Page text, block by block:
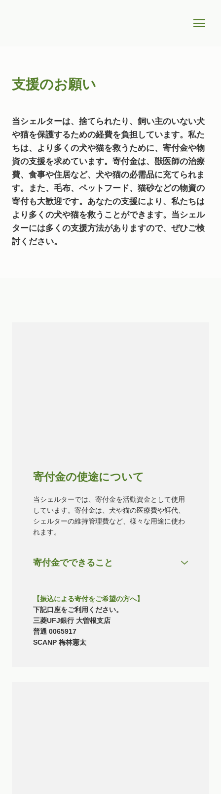
支援のお願い
当シェルターは、捨てられたり、飼い主のいない犬
や猫を保護するための経費を負担しています。私た
ちは、より多くの犬や猫を救うために、寄付金や物
資の支援を求めています。寄付金は、獣医師の治療
費、食事や住居など、犬や猫の必需品に充てられま
す。また、毛布、ペットフード、猫砂などの物資の
寄付も大歓迎です。あなたの支援により、私たちは
より多くの犬や猫を救うことができます。当シェル
ターには多くの支援方法がありますので、ぜひご検
討ください。
寄付金の使途について
当シェルターでは、寄付金を活動資金として使用
しています。寄付金は、犬や猫の医療費や餌代、
シェルターの維持管理費など、様々な用途に使わ
れます。
寄付金でできること
3,300円・・・約２週間分の猫の餌・犬のおやつ
5,500円・・・約1ヶ月分の犬・猫の餌代
1万1千円・・・猫が安心できるケージ
3万3千円・・・約１頭の新しい家族を見つける活
動のサポート
【振込による寄付をご希望の方へ】
下記口座をご利用ください。
三菱UFJ銀行 大曽根支店
普通 0065917
SCANP 梅林憲太